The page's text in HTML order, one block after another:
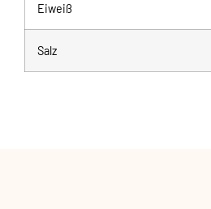
Eiweiß
Salz